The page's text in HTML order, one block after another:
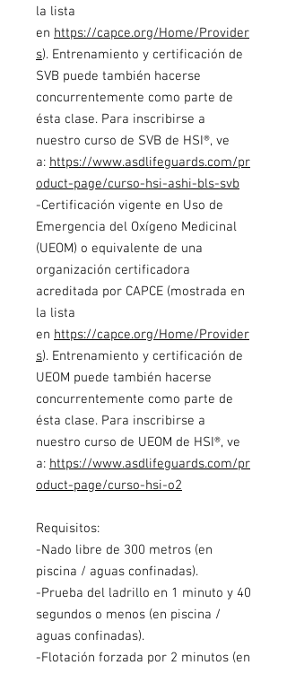
la lista
en https://capce.org/Home/Provider
s). Entrenamiento y certificación de
SVB puede también hacerse
concurrentemente como parte de
ésta clase. Para inscribirse a
nuestro curso de SVB de HSI®, ve
a: https://www.asdlifeguards.com/pr
oduct-page/curso-hsi-ashi-bls-svb
-Certificación vigente en Uso de
Emergencia del Oxígeno Medicinal
(UEOM) o equivalente de una
organización certificadora
acreditada por CAPCE (mostrada en
la lista
en https://capce.org/Home/Provider
s). Entrenamiento y certificación de
UEOM puede también hacerse
concurrentemente como parte de
ésta clase. Para inscribirse a
nuestro curso de UEOM de HSI®, ve
a: https://www.asdlifeguards.com/pr
oduct-page/curso-hsi-o2
Requisitos:
-Nado libre de 300 metros (en
piscina / aguas confinadas).
-Prueba del ladrillo en 1 minuto y 40
segundos o menos (en piscina /
aguas confinadas).
-Flotación forzada por 2 minutos (en